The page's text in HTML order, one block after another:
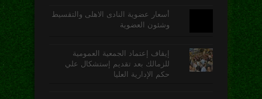
أسعار عضوية النادى الاهلى والتقسيط
وشئون العضوية
إيقاف إعتماد الجمعية العمومية
للزمالك بعد تقديم إستشكال علي
حكم الإدارية العليا